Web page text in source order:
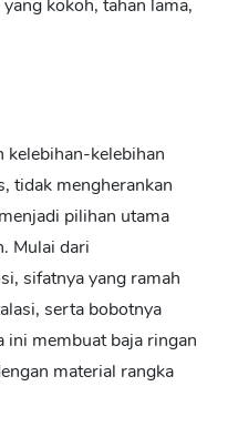
kokoh, tahan lama,
kelebihan-kelebihan
tidak mengherankan
pilihan utama
Mulai dari
sifatnya yang ramah
serta bobotnya
ini membuat baja ringan
material rangka